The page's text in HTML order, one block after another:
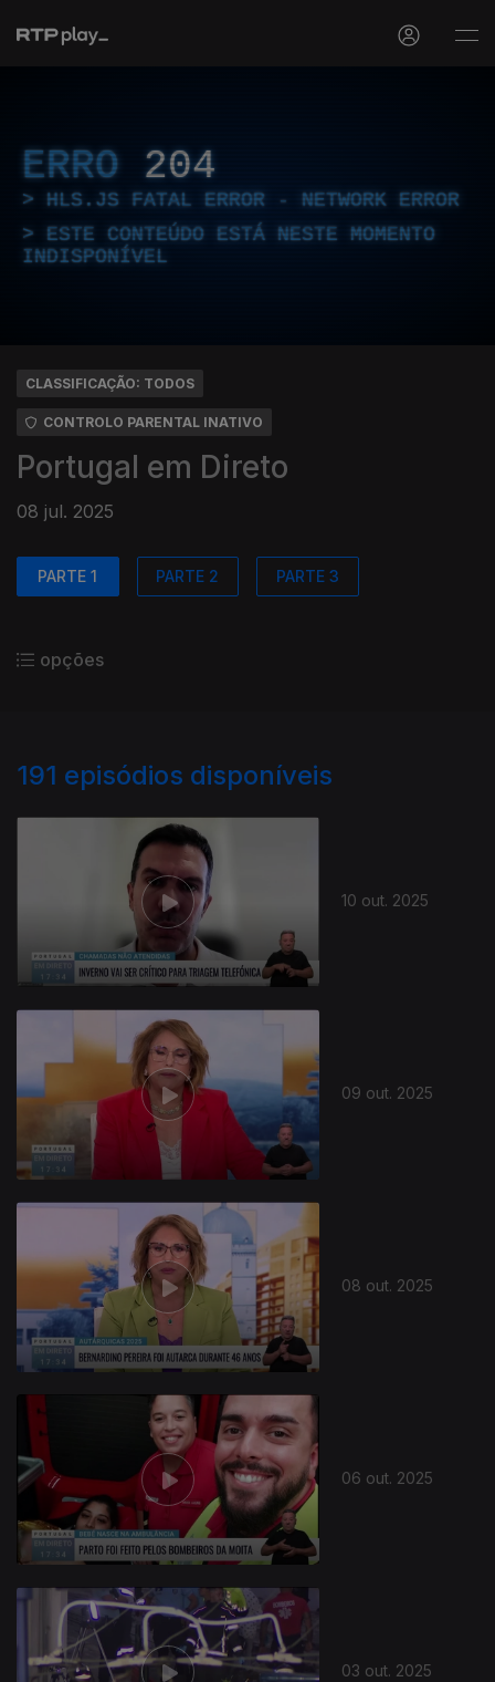
ERRO 204
HLS.JS FATAL ERROR - NETWORK ERROR
ESTE CONTEÚDO ESTÁ NESTE MOMENTO
INDISPONÍVEL
CLASSIFICAÇÃO: TODOS
CONTROLO PARENTAL INATIVO
Portugal em Direto
08 jul. 2025
PARTE 1 PARTE 2 PARTE 3
opções
191 episódios disponíveis
10 out. 2025
09 out. 2025
08 out. 2025
06 out. 2025
03 out. 2025